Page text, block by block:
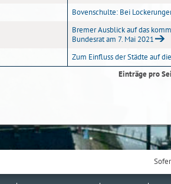
Bovenschulte: Bei
Bremer Ausblick auf das
Bundesrat am 7. Mai 2021
Zum Einfluss der Städte auf
Einträge pro